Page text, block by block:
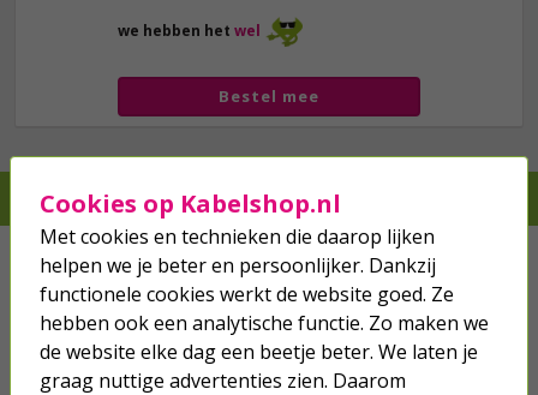
we hebben het wel
Bestel mee
Je verwacht het niet, we hebben het wel
Kabels
Netwerk
Stroom
Cookies op Kabelshop.nl
Met cookies en technieken die daarop lijken
helpen we je beter en persoonlijker. Dankzij
functionele cookies werkt de website goed. Ze
hebben ook een analytische functie. Zo maken we
de website elke dag een beetje beter. We laten je
graag nuttige advertenties zien. Daarom